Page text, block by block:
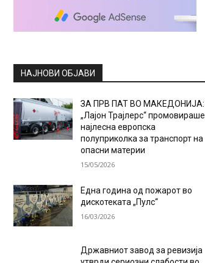
НАЈНОВИ ОБЈАВИ
ЗА ПРВ ПАТ ВО МАКЕДОНИЈА:
„Лајон Трајлерс“ промовираше
најлесна европска
полуприколка за транспорт на
опасни материи
15/05/2026
Една година од пожарот во
дискотеката „Пулс“
16/03/2026
Државниот завод за ревизија